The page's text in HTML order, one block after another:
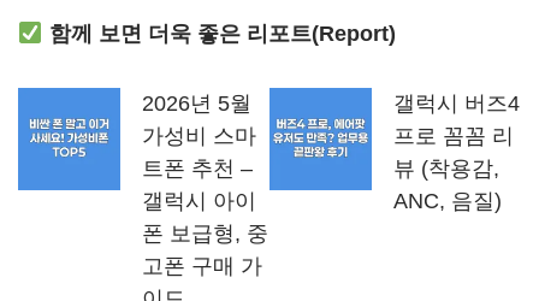
함께 보면 더욱 좋은 리포트(Report)
2026년 5월
가성비 스마
트폰 추천 –
갤럭시 아이
폰 보급형, 중
고폰 구매 가
갤럭시 버즈4
프로 꼼꼼 리
뷰 (착용감,
ANC, 음질)